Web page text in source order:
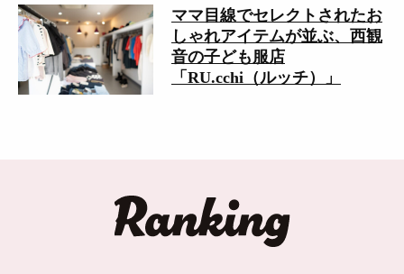
ママ目線でセレクトされたお
しゃれアイテムが並ぶ、西観
音の子ども服店
「RU.cchi（ルッチ）」